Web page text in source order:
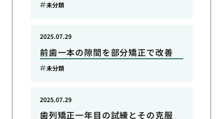
未分類
前歯一本の隙間を部分矯正で改善
2025.07.29
未分類
歯列矯正一年目の試練とその克服
2025.07.29